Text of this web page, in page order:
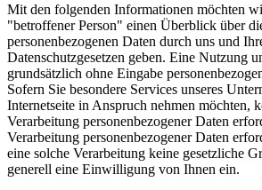
Mit den folgenden Informationen möchten
"betroffener Person" einen Überblick über
personenbezogenen Daten durch uns und
Datenschutzgesetzen geben. Eine Nutzung
grundsätzlich ohne Eingabe
Sofern Sie besondere Services unseres
Internetseite in Anspruch nehmen möchten,
Verarbeitung personenbezogener Daten
Verarbeitung personenbezogener Daten
eine solche Verarbeitung keine gesetzliche
generell eine Einwilligung von Ihnen ein.